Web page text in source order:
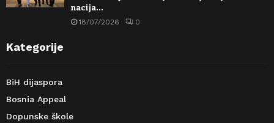
nacija…
18/07/2026 0
Kategorije
BiH dijaspora
Bosnia Appeal
Dopunske škole